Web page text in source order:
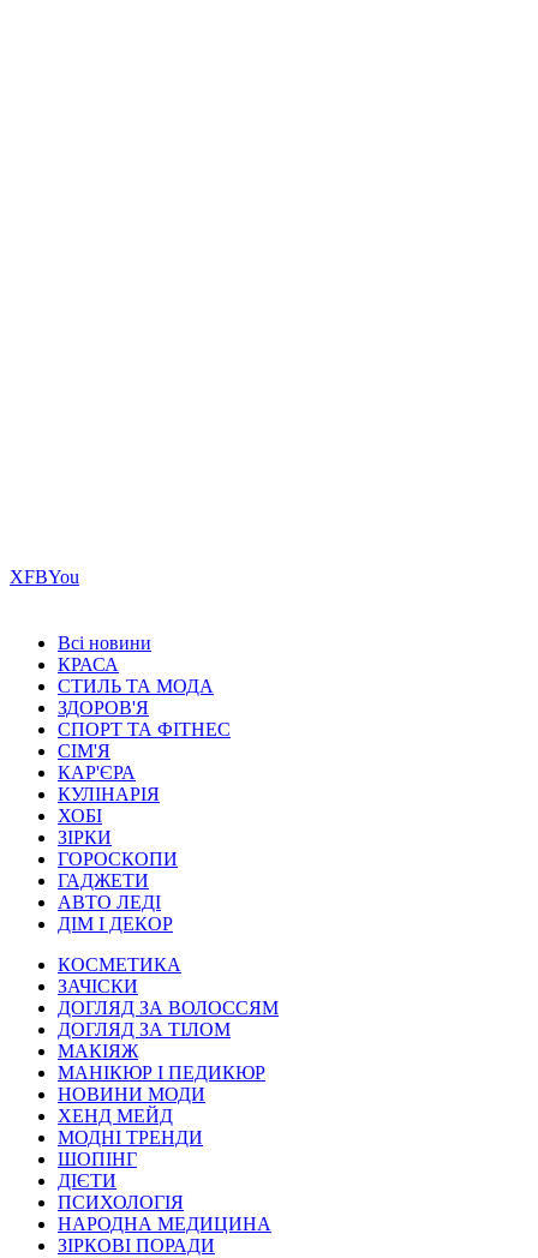
ХFBYou
Всі новини
КРАСА
СТИЛЬ ТА МОДА
ЗДОРОВ'Я
СПОРТ ТА ФІТНЕС
СІМ'Я
КАР'ЄРА
КУЛІНАРІЯ
ХОБІ
ЗІРКИ
ГОРОСКОПИ
ГАДЖЕТИ
АВТО ЛЕДІ
ДІМ І ДЕКОР
КОСМЕТИКА
ЗАЧІСКИ
ДОГЛЯД ЗА ВОЛОССЯМ
ДОГЛЯД ЗА ТІЛОМ
МАКІЯЖ
МАНІКЮР І ПЕДИКЮР
НОВИНИ МОДИ
ХЕНД МЕЙД
МОДНІ ТРЕНДИ
ШОПІНГ
ДІЄТИ
ПСИХОЛОГІЯ
НАРОДНА МЕДИЦИНА
ЗІРКОВІ ПОРАДИ